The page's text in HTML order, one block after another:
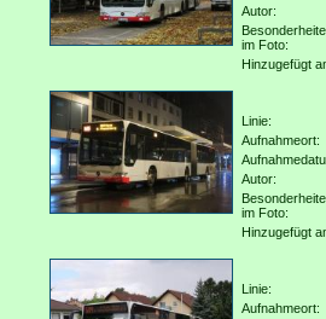
Autor:
im Foto:
Hinzugefügt
Linie:
Aufnahmeort:
Autor:
im Foto:
Hinzugefügt
Linie:
Aufnahmeort: